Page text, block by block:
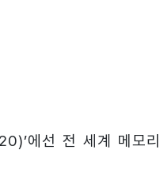
에선 전 세계 메모